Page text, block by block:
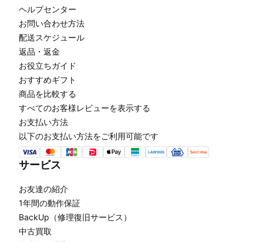
ヘルプセンター
お問い合わせ方法
配送スケジュール
返品・返金
お役立ちガイド
おすすめギフト
商品を比較する
すべてのお客様レビューを表示する
お支払い方法
以下のお支払い方法をご利用可能です
サービス
お友達の紹介
1年間の動作保証
BackUp（修理復旧サービス）
中古買取